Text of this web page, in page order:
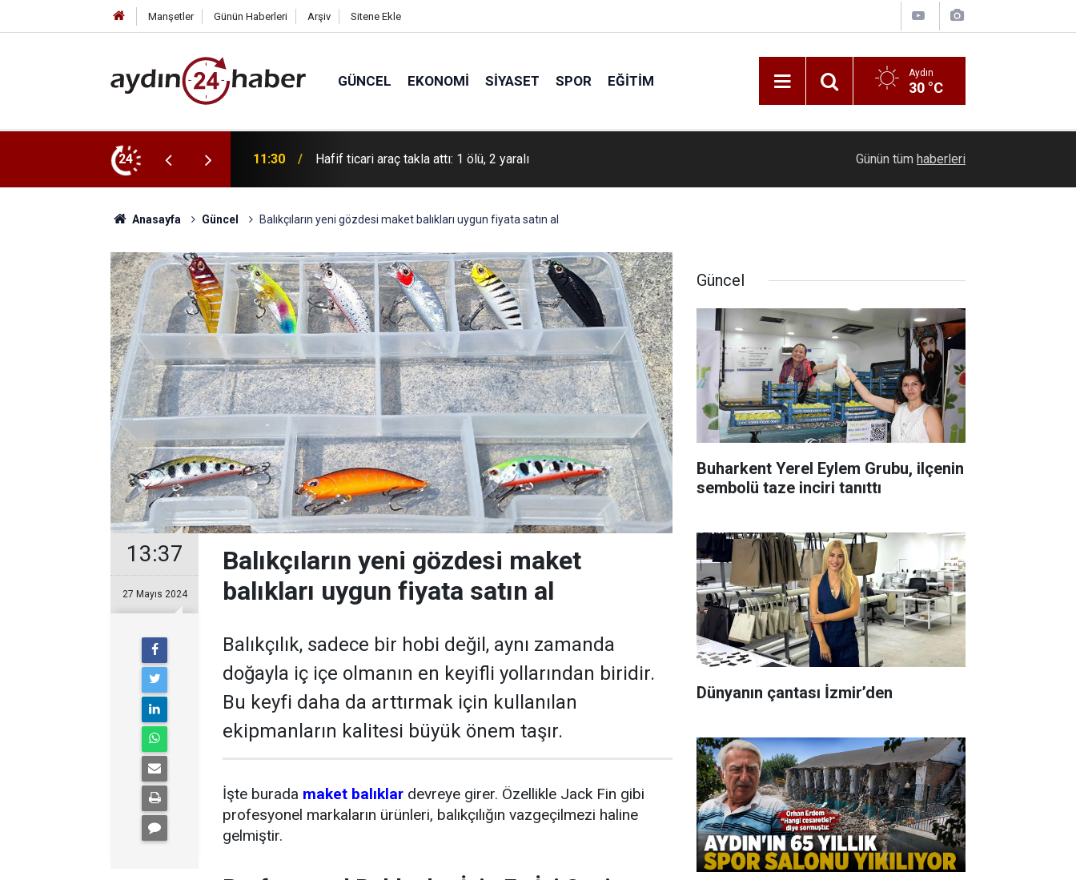
Manşetler Günün Haberleri Arşiv Sitene Ekle
GÜNCEL EKONOMI SIYASET SPOR EĞITIM Aydın
30 °C
24 11:26 Muğla’da ‘Yeni Hastalıktan Ari İşletme Modeli’ toplantısı düzenlendi Geleceğin hafızlarına Müftü Can’dan tam destek
Günün tüm haberleri
Anasayfa Güncel Balıkçıların yeni gözdesi maket balıkları uygun fiyata satın al
13:37
27 Mayıs 2024
Balıkçıların yeni gözdesi maket
balıkları uygun fiyata satın al
Balıkçılık, sadece bir hobi değil, aynı zamanda
doğayla iç içe olmanın en keyifli yollarından biridir.
Bu keyfi daha da arttırmak için kullanılan
ekipmanların kalitesi büyük önem taşır.
İşte burada maket balıklar devreye girer. Özellikle Jack Fin gibi
profesyonel markaların ürünleri, balıkçılığın vazgeçilmezi haline
gelmiştir.
Güncel
Buharkent Yerel Eylem Grubu, ilçenin
sembolü taze inciri tanıttı
Dünyanın çantası İzmir’den